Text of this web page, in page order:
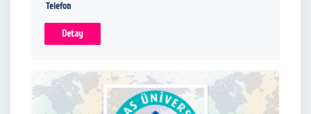
Telefon
Detay